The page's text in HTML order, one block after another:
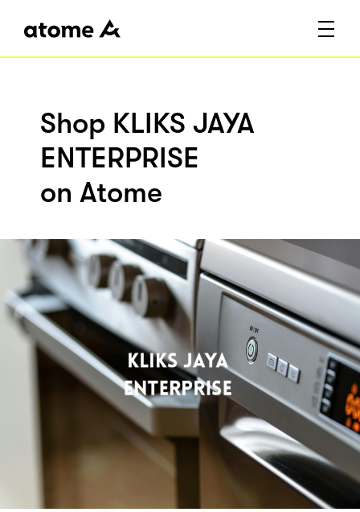
Shop KLIKS JAYA
ENTERPRISE
on Atome